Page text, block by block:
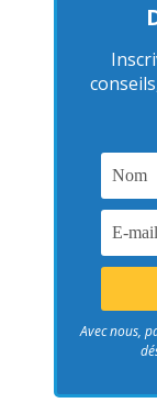
Avec nous,